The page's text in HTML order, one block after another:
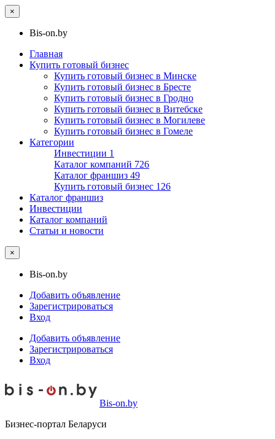
×
Bis-on.by
Главная
Купить готовый бизнес
Купить готовый бизнес в Минске
Купить готовый бизнес в Бресте
Купить готовый бизнес в Гродно
Купить готовый бизнес в Витебске
Купить готовый бизнес в Могилеве
Купить готовый бизнес в Гомеле
Категории
Инвестиции 1
Каталог компаний 726
Каталог франшиз 49
Купить готовый бизнес 126
Каталог франшиз
Инвестиции
Каталог компаний
Статьи и новости
×
Bis-on.by
Добавить объявление
Зарегистрироваться
Вход
Добавить объявление
Зарегистрироваться
Вход
Bis-on.by
Бизнес-портал Беларуси